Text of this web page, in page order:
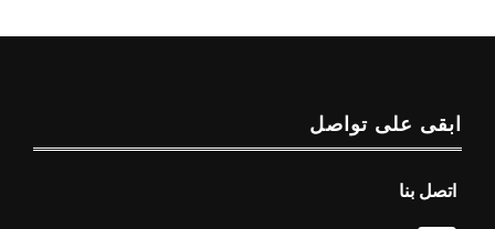
ابقى على تواصل
اتصل بنا